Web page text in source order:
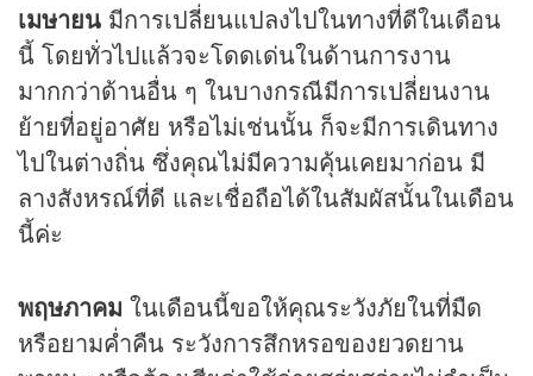
เมษายน มีการเปลี่ยนแปลงไปในทางที่ดีในเดือน
นี้ โดยทั่วไปแล้วจะโดดเด่นในด้านการงาน
มากกว่าด้านอื่น ๆ ในบางกรณีมีการเปลี่ยนงาน
ย้ายที่อยู่อาศัย หรือไม่เช่นนั้น ก็จะมีการเดินทาง
ไปในต่างถิ่น ซึ่งคุณไม่มีความคุ้นเคยมาก่อน มี
ลางสังหรณ์ที่ดี และเชื่อถือได้ในสัมผัสนั้นในเดือน
นี้ค่ะ
พฤษภาคม ในเดือนนี้ขอให้คุณระวังภัยในที่มืด
หรือยามค่ำคืน ระวังการสึกหรอของยวดยาน